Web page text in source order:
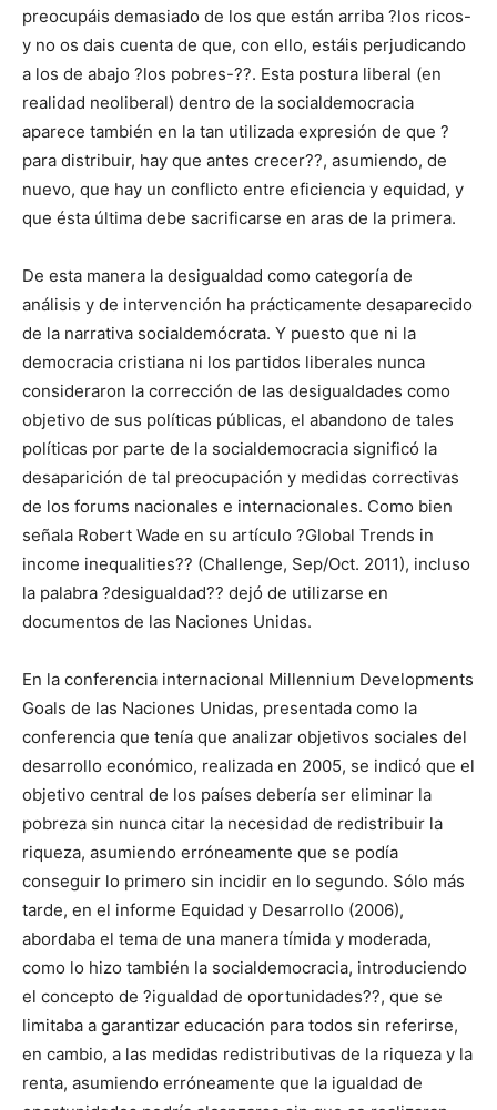
preocupáis demasiado de los que están arriba ?los ricos-
y no os dais cuenta de que, con ello, estáis perjudicando
a los de abajo ?los pobres-??. Esta postura liberal (en
realidad neoliberal) dentro de la socialdemocracia
aparece también en la tan utilizada expresión de que ?
para distribuir, hay que antes crecer??, asumiendo, de
nuevo, que hay un conflicto entre eficiencia y equidad, y
que ésta última debe sacrificarse en aras de la primera.
De esta manera la desigualdad como categoría de
análisis y de intervención ha prácticamente desaparecido
de la narrativa socialdemócrata. Y puesto que ni la
democracia cristiana ni los partidos liberales nunca
consideraron la corrección de las desigualdades como
objetivo de sus políticas públicas, el abandono de tales
políticas por parte de la socialdemocracia significó la
desaparición de tal preocupación y medidas correctivas
de los forums nacionales e internacionales. Como bien
señala Robert Wade en su artículo ?Global Trends in
income inequalities?? (Challenge, Sep/Oct. 2011), incluso
la palabra ?desigualdad?? dejó de utilizarse en
documentos de las Naciones Unidas.
En la conferencia internacional Millennium Developments
Goals de las Naciones Unidas, presentada como la
conferencia que tenía que analizar objetivos sociales del
desarrollo económico, realizada en 2005, se indicó que el
objetivo central de los países debería ser eliminar la
pobreza sin nunca citar la necesidad de redistribuir la
riqueza, asumiendo erróneamente que se podía
conseguir lo primero sin incidir en lo segundo. Sólo más
tarde, en el informe Equidad y Desarrollo (2006),
abordaba el tema de una manera tímida y moderada,
como lo hizo también la socialdemocracia, introduciendo
el concepto de ?igualdad de oportunidades??, que se
limitaba a garantizar educación para todos sin referirse,
en cambio, a las medidas redistributivas de la riqueza y la
renta, asumiendo erróneamente que la igualdad de